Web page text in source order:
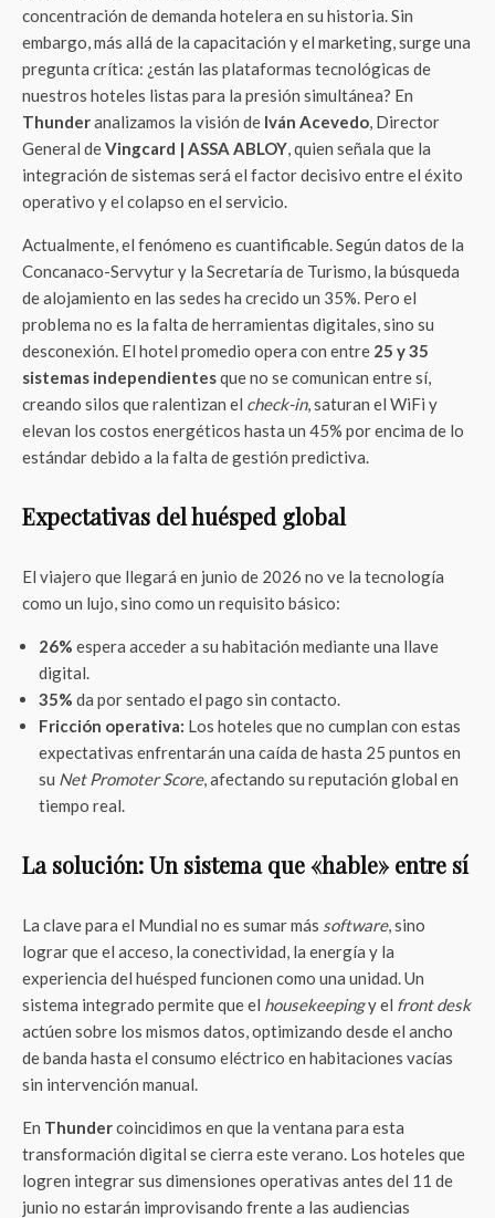
concentración de demanda hotelera en su historia. Sin
embargo, más allá de la capacitación y el marketing, surge una
pregunta crítica: ¿están las plataformas tecnológicas de
nuestros hoteles listas para la presión simultánea? En
Thunderanalizamos la visión de Iván Acevedo, Director
General deVingcard | ASSA ABLOY, quien señala que la
integración de sistemas será el factor decisivo entre el éxito
operativo y el colapso en el servicio.
Actualmente, el fenómeno es cuantificable. Según datos de la
Concanaco-Servytur y la Secretaría de Turismo, la búsqueda
de alojamiento en las sedes ha crecido un 35%. Pero el
problema no es la falta de herramientas digitales, sino su
desconexión. El hotel promedio opera con entre 25 y 35
sistemas independientesque no se comunican entre sí,
creando silos que ralentizan el check-in, saturan el WiFi y
elevan los costos energéticos hasta un 45% por encima de lo
estándar debido a la falta de gestión predictiva.
Expectativas del huésped global
El viajero que llegará en junio de 2026 no ve la tecnología
como un lujo, sino como un requisito básico:
26% espera acceder a su habitación mediante una llave
digital.
35% da por sentado el pago sin contacto.
Fricción operativa: Los hoteles que no cumplan con estas
expectativas enfrentarán una caída de hasta 25 puntos en
su Net Promoter Score, afectando su reputación global en
tiempo real.
La solución: Un sistema que «hable» entre sí
La clave para el Mundial no es sumar más software, sino
lograr que el acceso, la conectividad, la energía y la
experiencia del huésped funcionen como una unidad. Un
sistema integrado permite que el housekeepingy el front desk
actúen sobre los mismos datos, optimizando desde el ancho
de banda hasta el consumo eléctrico en habitaciones vacías
sin intervención manual.
En Thundercoincidimos en que la ventana para esta
transformación digital se cierra este verano. Los hoteles que
logren integrar sus dimensiones operativas antes del 11 de
junio no estarán improvisando frente a las audiencias